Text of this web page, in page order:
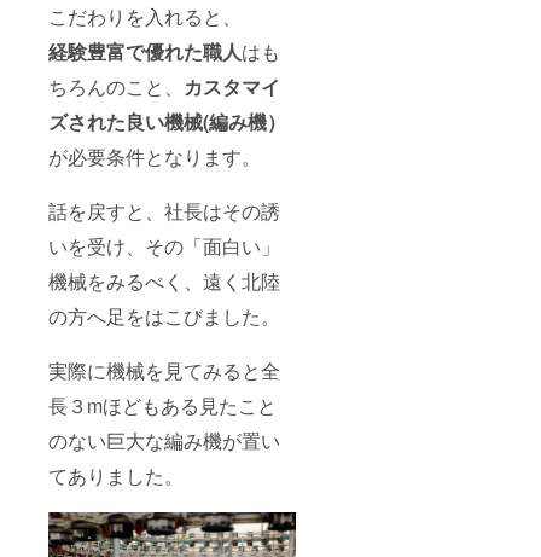
こだわりを入れると、
経験豊富で優れた職人はも
ちろんのこと、 カスタマイ
ズされた良い機械(編み機）
が必要条件となります。
話を戻すと、社長はその誘
いを受け、その「面白い」
機械をみるべく、遠く北陸
の方へ足をはこびました。
実際に機械を見てみると全
長３mほどもある見たこと
のない巨大な編み機が置い
てありました。